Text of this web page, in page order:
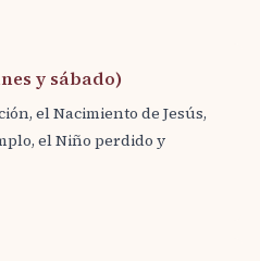
y sábado)
el Nacimiento de Jesús,
el Niño perdido y